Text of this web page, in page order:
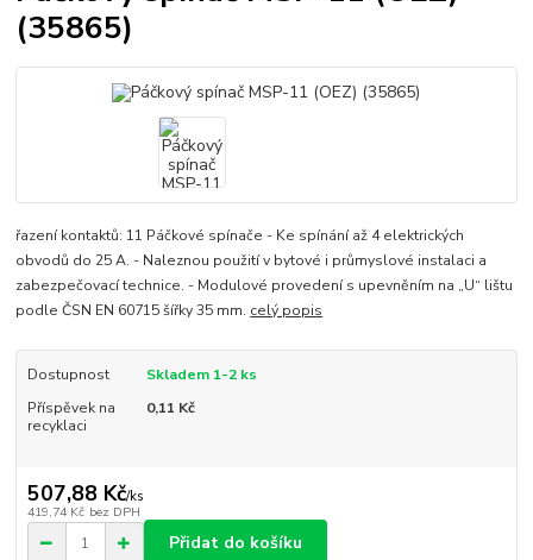
(35865)
řazení kontaktů: 11 Páčkové spínače - Ke spínání až 4 elektrických
obvodů do 25 A. - Naleznou použití v bytové i průmyslové instalaci a
zabezpečovací technice. - Modulové provedení s upevněním na „U“ lištu
podle ČSN EN 60715 šířky 35 mm. celý popis
Dostupnost
Skladem 1-2 ks
Příspěvek na
recyklaci
0,11 Kč
507,88 Kč/ks
419,74 Kč bez DPH
Přidat do košíku